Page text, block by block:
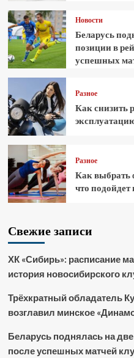
Новости
Беларусь
позиции в
успешных
Разное
Как снизить
Разное
Как выбрать
что
Свежие записи
ХК «Сибирь»: расписание
история новосибирского
Трёхкратный обладатель
возглавил минское
Беларусь поднялась на
после успешных матчей